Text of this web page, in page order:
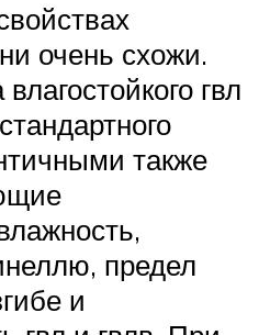
очень схожи.
гвл
также
предел
и